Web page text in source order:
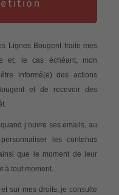
Lignes Bougent traite mes
et, le cas échéant, mon
informé(e) des actions
et de recevoir des
j’ouvre ses emails, au
les contenus
que le moment de leur
à tout moment.
sur mes droits, je consulte